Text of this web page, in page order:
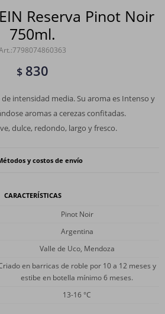
Reserva Pinot Noir
750ml.
7798074860363
$ 830
intensidad media. Su aroma es Intenso y
aromas a cerezas confitadas.
dulce, redondo, largo y fresco.
y costos de envío
CARACTERÍSTICAS
Pinot Noir
Argentina
Valle de Uco, Mendoza
en barricas de roble por 10 a 12 meses y
estibe en botella mínimo 6 meses.
13-16 °C